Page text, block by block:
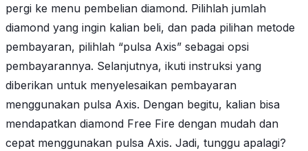
pergi ke menu pembelian diamond. Pilihlah jumlah
diamond yang ingin kalian beli, dan pada pilihan metode
pembayaran, pilihlah “pulsa Axis” sebagai opsi
pembayarannya. Selanjutnya, ikuti instruksi yang
diberikan untuk menyelesaikan pembayaran
menggunakan pulsa Axis. Dengan begitu, kalian bisa
mendapatkan diamond Free Fire dengan mudah dan
cepat menggunakan pulsa Axis. Jadi, tunggu apalagi?